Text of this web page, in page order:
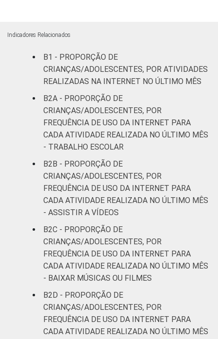
FAIXA ETÁRIA
DA CRIANÇA OU
ADOLESCENTE
De 11 a 12
anos
85
De 13 a 14
anos
De 15 a 17
anos
RENDA
FAMILIAR
Até 1 SM
Mais de 1
SM até 2 SM
90
Mais de 2
SM até 3 SM
Mais de 3
SM
CLASSE
SOCIAL
AB
C 89
Indicadores Relacionados
B1 - PROPORÇÃO DE
CRIANÇAS/ADOLESCENTES, POR ATIVIDADES
REALIZADAS NA INTERNET NO ÚLTIMO MÊS
B2A - PROPORÇÃO DE
CRIANÇAS/ADOLESCENTES, POR
FREQUÊNCIA DE USO DA INTERNET PARA
CADA ATIVIDADE REALIZADA NO ÚLTIMO MÊS
- TRABALHO ESCOLAR
B2B - PROPORÇÃO DE
CRIANÇAS/ADOLESCENTES, POR
FREQUÊNCIA DE USO DA INTERNET PARA
CADA ATIVIDADE REALIZADA NO ÚLTIMO MÊS
- ASSISTIR A VÍDEOS
B2C - PROPORÇÃO DE
CRIANÇAS/ADOLESCENTES, POR
FREQUÊNCIA DE USO DA INTERNET PARA
CADA ATIVIDADE REALIZADA NO ÚLTIMO MÊS
- BAIXAR MÚSICAS OU FILMES
B2D - PROPORÇÃO DE
CRIANÇAS/ADOLESCENTES, POR
FREQUÊNCIA DE USO DA INTERNET PARA
CADA ATIVIDADE REALIZADA NO ÚLTIMO MÊS